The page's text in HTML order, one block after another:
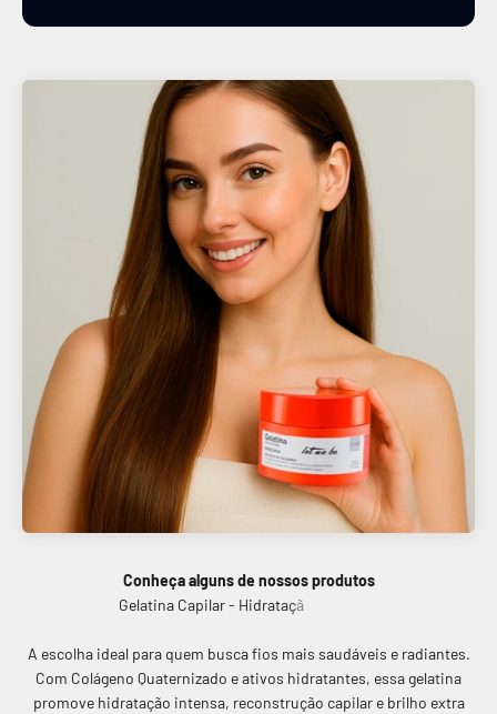
Conheça alguns de nossos produtos
A escolha ideal para quem busca fios mais saudáveis e radiantes.
Com Colágeno Quaternizado e ativos hidratantes, essa gelatina
promove hidratação intensa, reconstrução capilar e brilho extra